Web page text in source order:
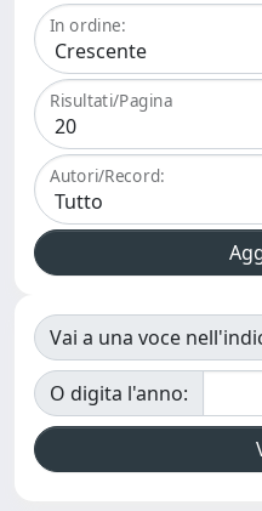
In ordine:
Risultati/Pagina
Autori/Record:
Vai a una voce
O digita l'anno: